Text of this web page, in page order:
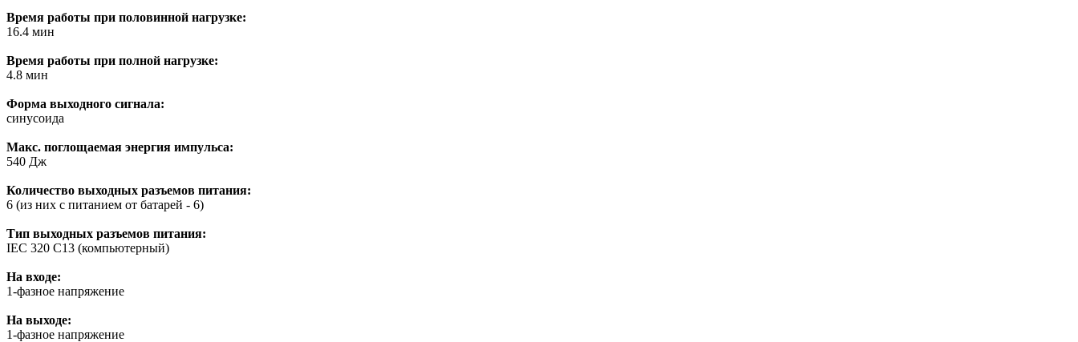
Время работы при половинной нагрузке:
16.4 мин
Время работы при полной нагрузке:
4.8 мин
Форма выходного сигнала:
синусоида
Макс. поглощаемая энергия импульса:
540 Дж
Количество выходных разъемов питания:
6 (из них с питанием от батарей - 6)
Тип выходных разъемов питания:
IEC 320 C13 (компьютерный)
На входе:
1-фазное напряжение
На выходе:
1-фазное напряжение